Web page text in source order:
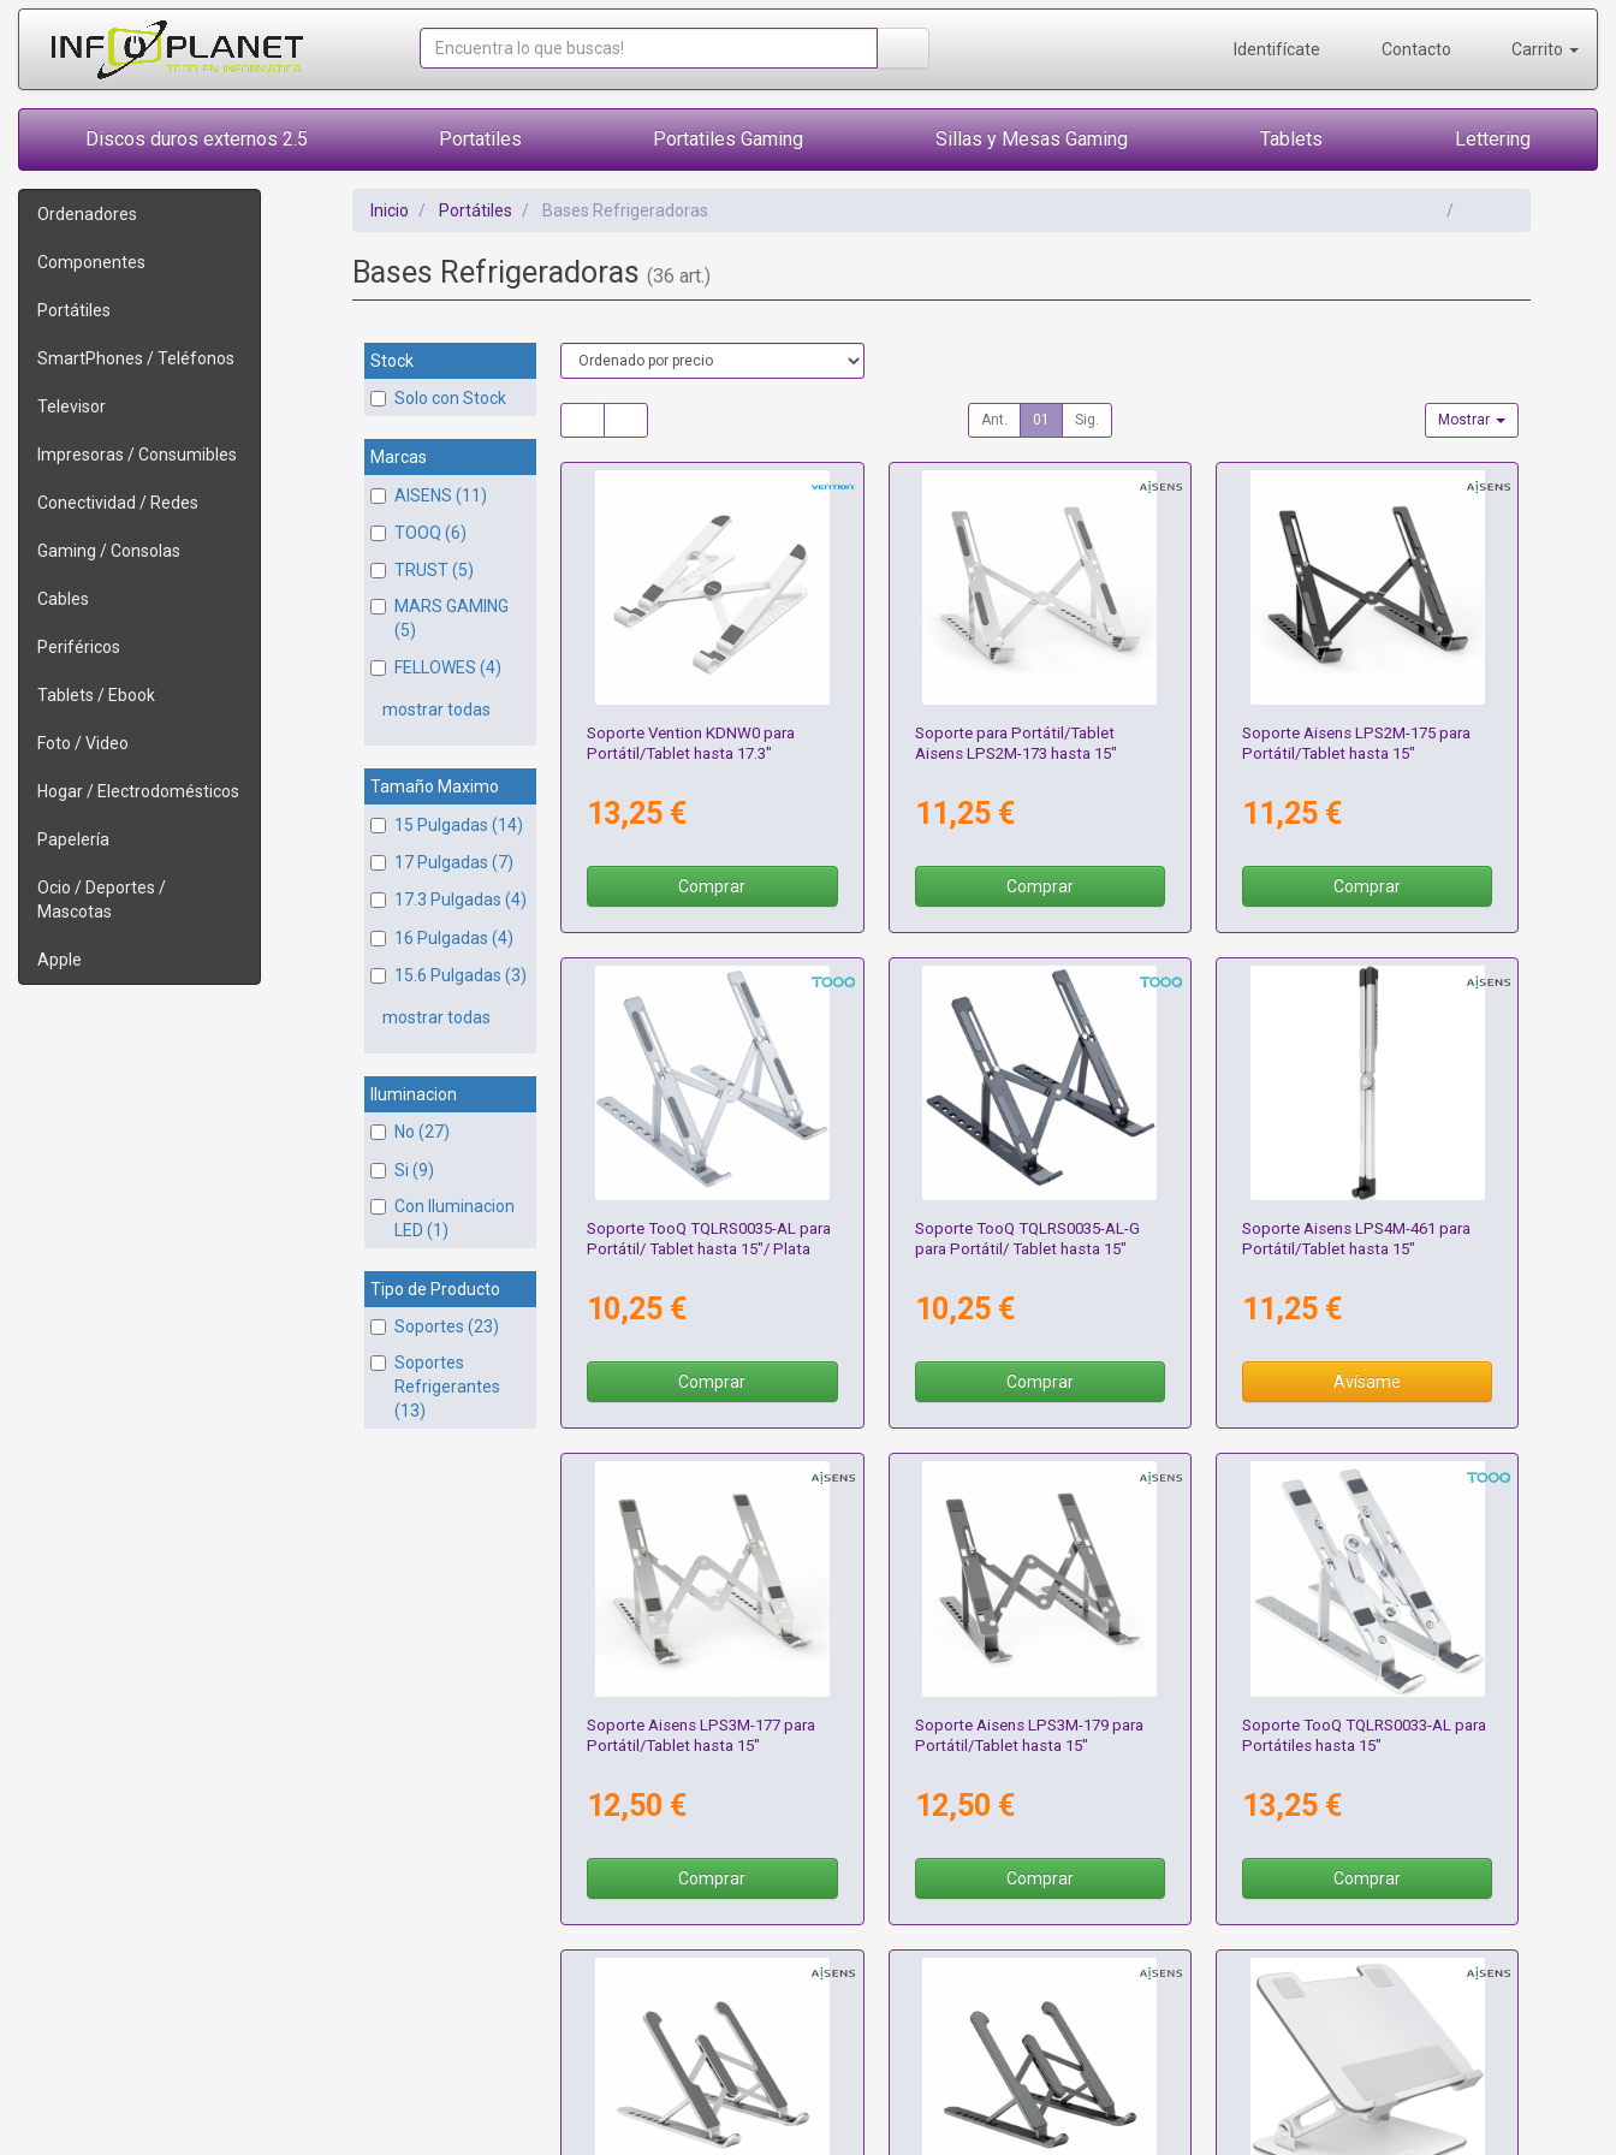
Identifícate Contacto Carrito
Discos duros externos 2.5 Portatiles Portatiles Gaming Sillas y Mesas Gaming Tablets Lettering
Ordenadores
Componentes
Portátiles
SmartPhones / Teléfonos
Televisor
Impresoras / Consumibles
Conectividad / Redes
Gaming / Consolas
Cables
Periféricos
Tablets / Ebook
Foto / Video
Hogar / Electrodomésticos
Papelería
Ocio / Deportes /
Mascotas
Apple
Inicio Portátiles Bases Refrigeradoras
Bases Refrigeradoras (36 art.)
Stock
Solo con Stock
Marcas
AISENS (11)
TOOQ (6)
TRUST (5)
MARS GAMING
(5)
FELLOWES (4)
mostrar todas
Tamaño Maximo
15 Pulgadas (14)
17 Pulgadas (7)
17.3 Pulgadas (4)
16 Pulgadas (4)
15.6 Pulgadas (3)
mostrar todas
Iluminacion
No (27)
Si (9)
Con Iluminacion
LED (1)
Tipo de Producto
Soportes (23)
Soportes
Refrigerantes
(13)
Ant. 01 Sig. Mostrar
Soporte Vention KDNW0 para
Portátil/Tablet hasta 17.3"
13,25 €
Comprar
Soporte para Portátil/Tablet
Aisens LPS2M-173 hasta 15"
11,25 €
Comprar
Soporte Aisens LPS2M-175 para
Portátil/Tablet hasta 15"
11,25 €
Comprar
Soporte TooQ TQLRS0035-AL para
Portátil/ Tablet hasta 15"/ Plata
10,25 €
Comprar
Soporte TooQ TQLRS0035-AL-G
para Portátil/ Tablet hasta 15"
10,25 €
Comprar
Soporte Aisens LPS4M-461 para
Portátil/Tablet hasta 15"
11,25 €
Avísame
Soporte Aisens LPS3M-177 para
Portátil/Tablet hasta 15"
12,50 €
Comprar
Soporte Aisens LPS3M-179 para
Portátil/Tablet hasta 15"
12,50 €
Comprar
Soporte TooQ TQLRS0033-AL para
Portátiles hasta 15"
13,25 €
Comprar